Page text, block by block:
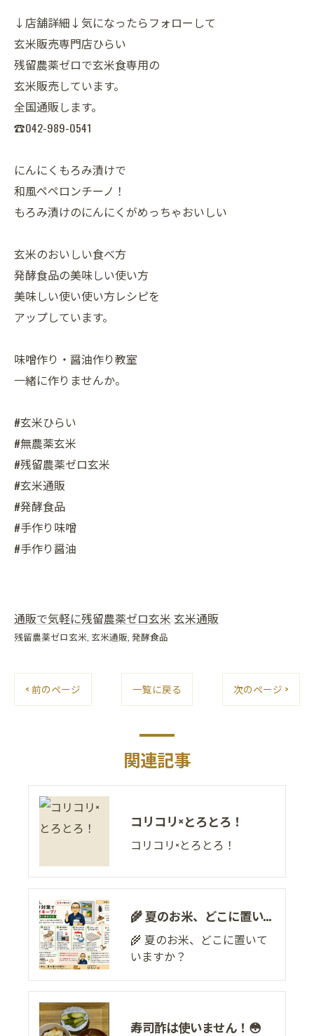
↓店舗詳細↓気になったらフォローして
玄米販売専門店ひらい
残留農薬ゼロで玄米食専用の
玄米販売しています。
全国通販します。
☎042-989-0541
にんにくもろみ漬けで
和風ペペロンチーノ！
もろみ漬けのにんにくがめっちゃおいしい
玄米のおいしい食べ方
発酵食品の美味しい使い方
美味しい使い使い方レシピを
アップしています。
味噌作り・醤油作り教室
一緒に作りませんか。
#玄米ひらい
#無農薬玄米
#残留農薬ゼロ玄米
#玄米通販
#発酵食品
#手作り味噌
#手作り醤油
通販で気軽に残留農薬ゼロ玄米 玄米通販
残留農薬ゼロ玄米 玄米通販 発酵食品
< 前のページ 一覧に戻る 次のページ >
関連記事
コリコリ×とろとろ！
コリコリ×とろとろ！
🌾 夏のお米、どこに置いていますか？
🌾 夏のお米、どこに置いて
いますか？
寿司酢は使いません！😳